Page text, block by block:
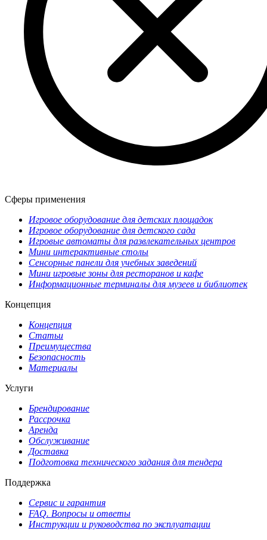
Сферы применения
Игровое оборудование для детских площадок
Игровое оборудование для детского сада
Игровые автоматы для развлекательных центров
Мини интерактивные столы
Сенсорные панели для учебных заведений
Мини игровые зоны для ресторанов и кафе
Информационные терминалы для музеев и библиотек
Концепция
Концепция
Статьи
Преимущества
Безопасность
Материалы
Услуги
Брендирование
Рассрочка
Аренда
Обслуживание
Доставка
Подготовка технического задания для тендера
Поддержка
Сервис и гарантия
FAQ. Вопросы и ответы
Инструкции и руководства по эксплуатации